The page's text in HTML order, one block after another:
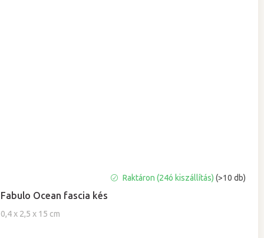
Fabulo Ocean fascia kés
0,4 x 2,5 x 15 cm
Raktáron (24ó kiszállítás) (>10 db)